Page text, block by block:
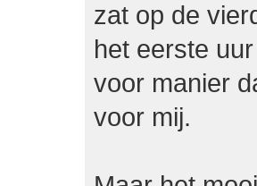
zat op de
het eerste
voor manier
voor mij.